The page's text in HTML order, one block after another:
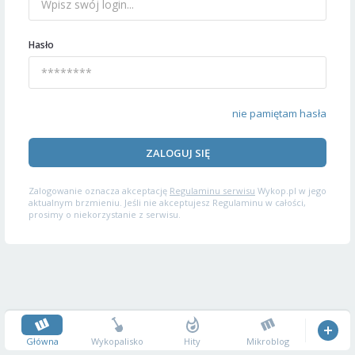
Hasło
nie pamiętam hasła
ZALOGUJ SIĘ
Zalogowanie oznacza akceptację Regulaminu serwisu Wykop.pl w jego
aktualnym brzmieniu. Jeśli nie akceptujesz Regulaminu w całości,
prosimy o niekorzystanie z serwisu.
Główna Wykopalisko Hity Mikroblog